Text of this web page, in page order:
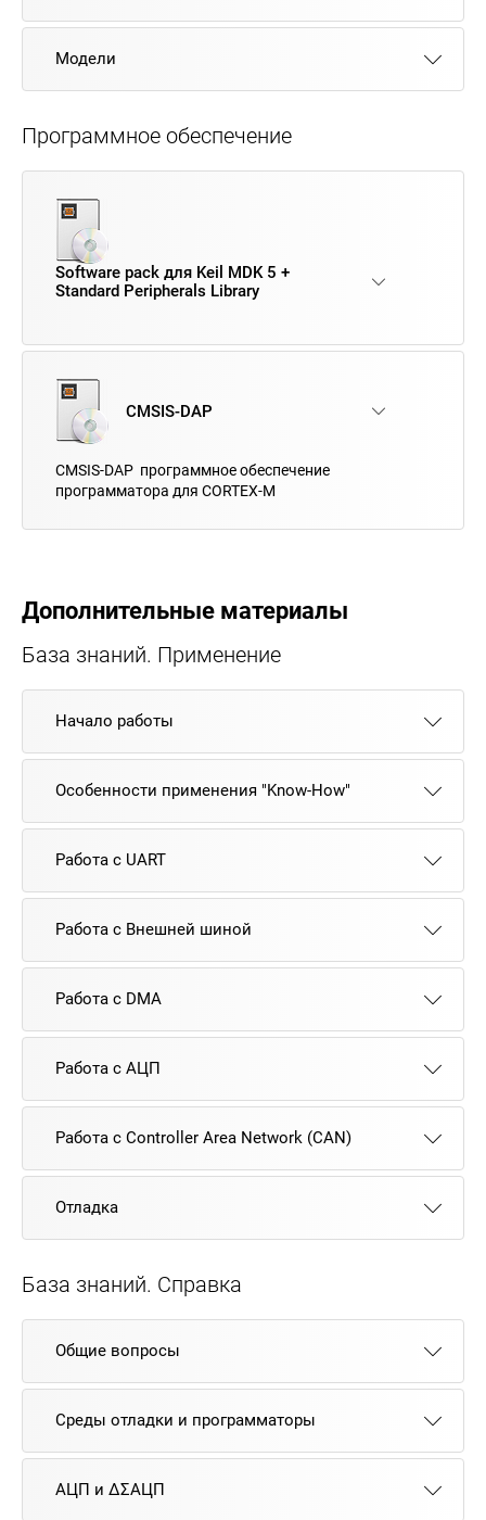
Модели
Программное обеспечение
Software pack для Keil MDK 5 +
Standard Peripherals Library
CMSIS-DAP
CMSIS-DAP программное обеспечение
программатора для CORTEX-M
Дополнительные материалы
База знаний. Применение
Начало работы
Особенности применения "Know-How"
Работа с UART
Работа с Внешней шиной
Работа с DMA
Работа с АЦП
Работа с Controller Area Network (CAN)
Отладка
База знаний. Справка
Общие вопросы
Среды отладки и программаторы
АЦП и ΔΣАЦП